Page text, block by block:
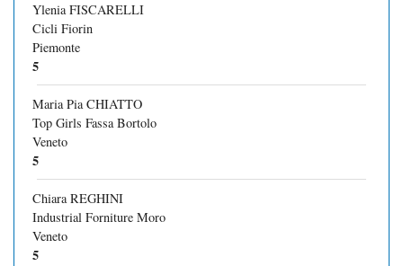
Ylenia FISCARELLI
Cicli Fiorin
Piemonte
5
Maria Pia CHIATTO
Top Girls Fassa Bortolo
Veneto
5
Chiara REGHINI
Industrial Forniture Moro
Veneto
5